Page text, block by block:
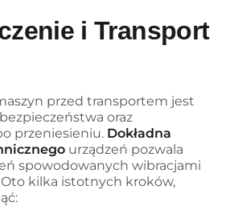
i Transport
przed transportem jest
oraz
przeniesieniu. Dokładna
urządzeń pozwala
spowodowanych wibracjami
kilka istotnych kroków,